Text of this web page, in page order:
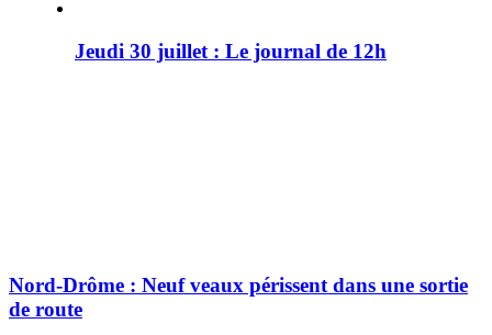
Jeudi 30 juillet : Le journal de 12h
Nord-Drôme : Neuf veaux périssent dans une sortie
de route